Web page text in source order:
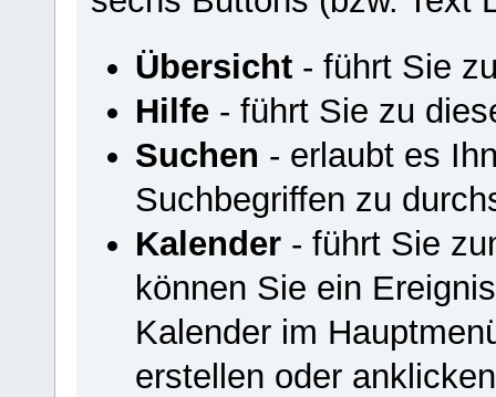
Übersicht- führt Sie
Hilfe- führt Sie zu
Suchen - erlaubt es
Suchbegriffen zu
Kalender- führt Sie
können Sie ein
Kalender im
erstellen oder